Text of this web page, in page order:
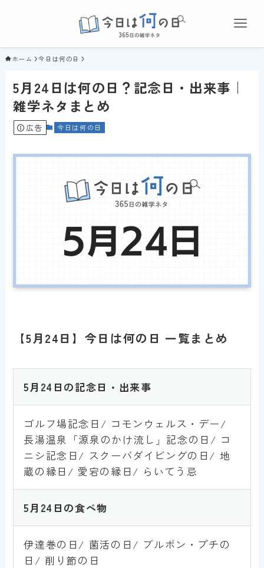
ホーム 今日は何の日
5月24日は何の日？記念日・出来事｜
雑学ネタまとめ
広告 今日は何の日
【5月24日】今日は何の日 一覧まとめ
5月24日の記念日・出来事
ゴルフ場記念日/ コモンウェルス・デー/
長湯温泉「源泉のかけ流し」記念の日/ コ
ニシ記念日/ スクーバダイビングの日/ 地
蔵の縁日/ 愛宕の縁日/ らいてう忌
5月 24 日の食べ物
伊達巻の日/ 菌活の日/ ブルボン・プチの
日/ 削り節の日